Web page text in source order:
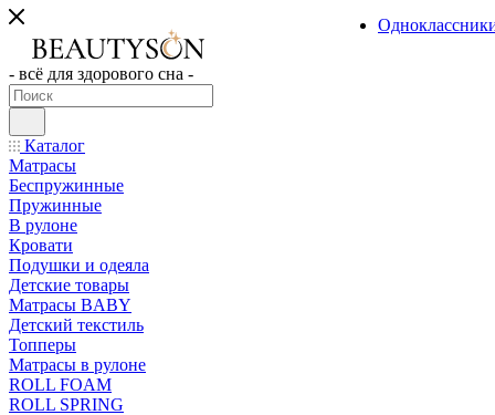
- всё для здорового сна -
Каталог
Матрасы
Беспружинные
Пружинные
В рулоне
Кровати
Подушки и одеяла
Детские товары
Матрасы BABY
Детский текстиль
Топперы
Матрасы в рулоне
ROLL FOAM
ROLL SPRING